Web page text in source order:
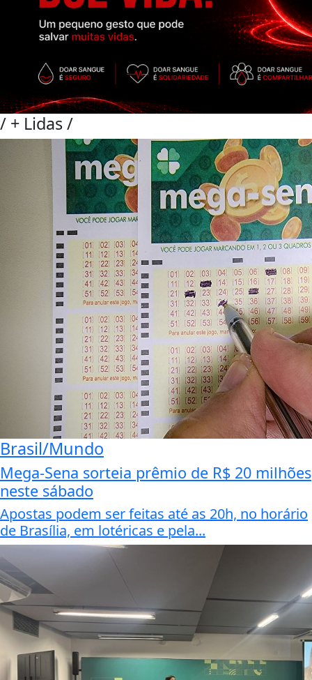
/ + Lidas/
Brasil/Mundo
Mega-Sena sorteia prêmio de R$ 20 milhões
neste sábado
Apostas podem ser feitas até as 20h, no horário
de Brasília, em lotéricas e pela...